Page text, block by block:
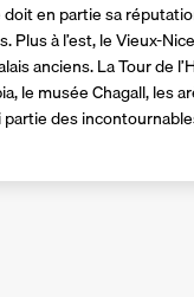
doit en partie sa
Plus à l’est, le Vieux-
anciens. La Tour de
le musée Chagall, les
des